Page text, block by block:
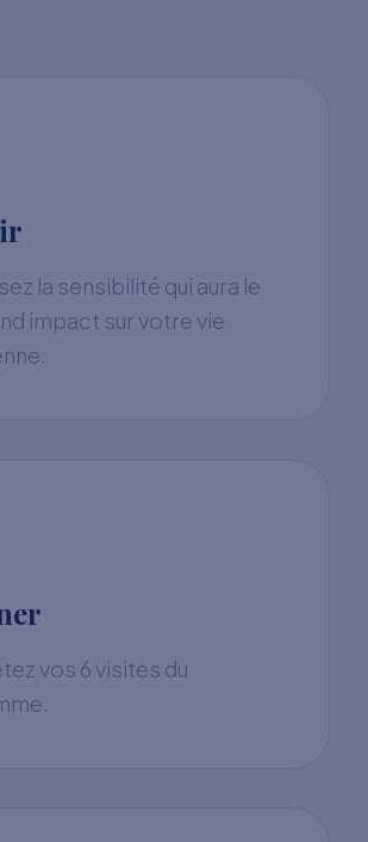
la sensibilité qui aura le
impact sur votre vie
vos 6 visites du